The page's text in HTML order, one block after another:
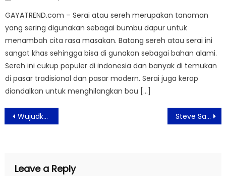
GAYATREND.com – Serai atau sereh merupakan tanaman
yang sering digunakan sebagai bumbu dapur untuk
menambah cita rasa masakan. Batang sereh atau serai ini
sangat khas sehingga bisa di gunakan sebagai bahan alami.
Sereh ini cukup populer di indonesia dan banyak di temukan
di pasar tradisional dan pasar modern. Serai juga kerap
diandalkan untuk menghilangkan bau […]
Post
navigation
Wujudkan Pernikahan Impian di Aston Bogor Hotel & Resort Steve Salon Solusi untuk Menjadi Cantik Mempesona
Leave a Reply